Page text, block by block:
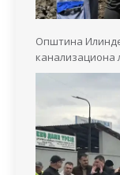
Општина
канализациона